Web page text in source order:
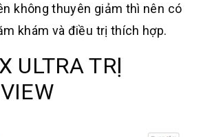
không thuyên giảm thì nên có
khám và điều trị thích hợp.
ULTRA TRỊ